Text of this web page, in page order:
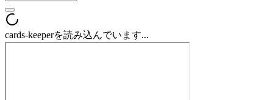
cards-keeperを読み込んでいます...